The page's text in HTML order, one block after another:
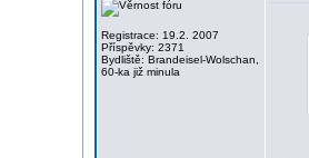
Registrace: 19.2. 2007
Příspěvky: 2371
Bydliště: Brandeisel-Wolschan,
60-ka již minula